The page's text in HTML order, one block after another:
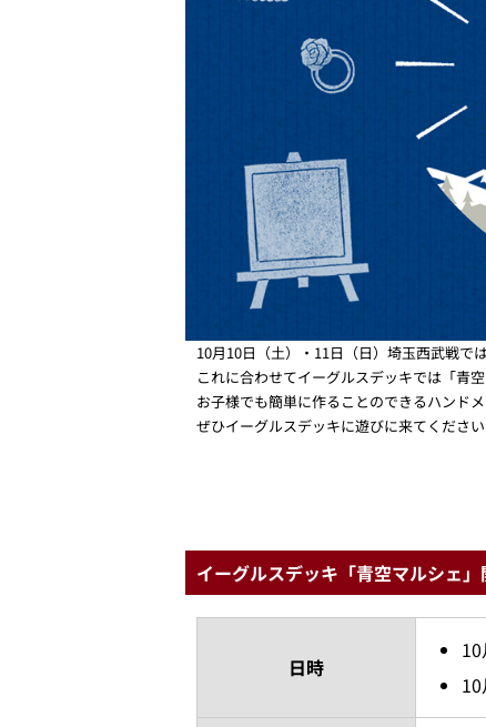
10月10日（土）・11日（日）埼玉西武戦で
これに合わせてイーグルスデッキでは「青
お子様でも簡単に作ることのできるハンド
ぜひイーグルスデッキに遊びに来てください
イーグルスデッキ「青空マルシェ
日時